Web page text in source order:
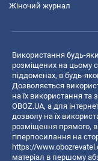
Жіночий журнал
Використання будь-
розміщених на цьому
піддоменах, в будь-
Дозволяється
на їх використання та
OBOZ.UA, а для
дозволу на їх
розміщення прямого,
гіперпосилання на
https://
матеріал в першому